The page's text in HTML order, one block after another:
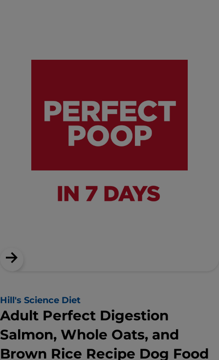
Hill's Science Diet
Adult Perfect Digestion
Salmon, Whole Oats, and
Brown Rice Recipe Dog Food